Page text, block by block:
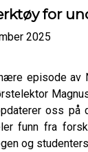
for
2025
episode av
oss på
funn fra
og